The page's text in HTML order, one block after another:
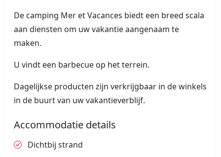
De camping Mer et Vacances biedt een breed scala
aan diensten om uw vakantie aangenaam te
maken.
U vindt een barbecue op het terrein.
Dagelijkse producten zijn verkrijgbaar in de winkels
in de buurt van uw vakantieverblijf.
Accommodatie details
Dichtbij strand